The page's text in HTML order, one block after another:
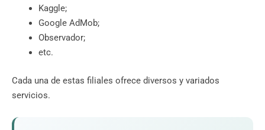
Kaggle;
Google AdMob;
Observador;
etc.
Cada una de estas filiales ofrece diversos y variados
servicios.